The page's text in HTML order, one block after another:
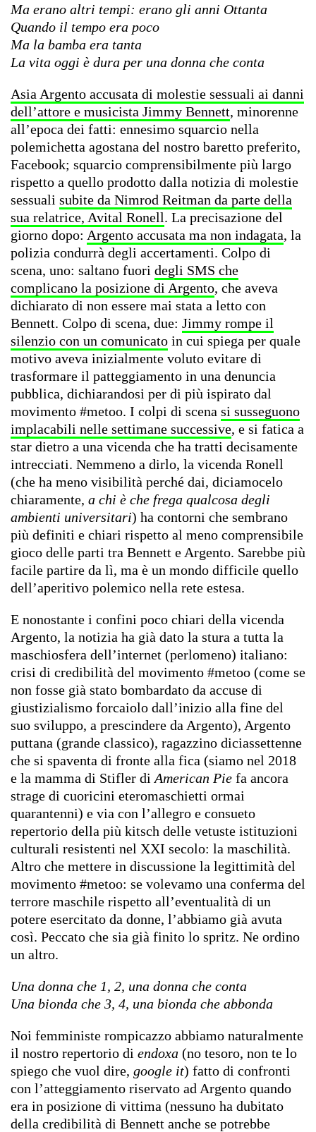
Ma erano altri tempi: erano gli anni Ottanta
Quando il tempo era poco
Ma la bamba era tanta
La vita oggi è dura per una donna che conta
Asia Argento accusata di molestie sessuali ai danni
dell’attore e musicista Jimmy Bennett, minorenne
all’epoca dei fatti: ennesimo squarcio nella
polemichetta agostana del nostro baretto preferito,
Facebook; squarcio comprensibilmente più largo
rispetto a quello prodotto dalla notizia di molestie
sessuali subite da Nimrod Reitman da parte della
sua relatrice, Avital Ronell. La precisazione del
giorno dopo: Argento accusata ma non indagata, la
polizia condurrà degli accertamenti. Colpo di
scena, uno: saltano fuori degli SMS che
complicano la posizione di Argento, che aveva
dichiarato di non essere mai stata a letto con
Bennett. Colpo di scena, due: Jimmy rompe il
silenzio con un comunicato in cui spiega per quale
motivo aveva inizialmente voluto evitare di
trasformare il patteggiamento in una denuncia
pubblica, dichiarandosi per di più ispirato dal
movimento #metoo. I colpi di scena si susseguono
implacabili nelle settimane successive, e si fatica a
star dietro a una vicenda che ha tratti decisamente
intrecciati. Nemmeno a dirlo, la vicenda Ronell
(che ha meno visibilità perché dai, diciamocelo
chiaramente, a chi è che frega qualcosa degli
ambienti universitari) ha contorni che sembrano
più definiti e chiari rispetto al meno comprensibile
gioco delle parti tra Bennett e Argento. Sarebbe più
facile partire da lì, ma è un mondo difficile quello
dell’aperitivo polemico nella rete estesa.
E nonostante i confini poco chiari della vicenda
Argento, la notizia ha già dato la stura a tutta la
maschiosfera dell’internet (perlomeno) italiano:
crisi di credibilità del movimento #metoo (come se
non fosse già stato bombardato da accuse di
giustizialismo forcaiolo dall’inizio alla fine del
suo sviluppo, a prescindere da Argento), Argento
puttana (grande classico), ragazzino diciassettenne
che si spaventa di fronte alla fica (siamo nel 2018
e la mamma di Stifler di American Pie fa ancora
strage di cuoricini eteromaschietti ormai
quarantenni) e via con l’allegro e consueto
repertorio della più kitsch delle vetuste istituzioni
culturali resistenti nel XXI secolo: la maschilità.
Altro che mettere in discussione la legittimità del
movimento #metoo: se volevamo una conferma del
terrore maschile rispetto all’eventualità di un
potere esercitato da donne, l’abbiamo già avuta
così. Peccato che sia già finito lo spritz. Ne ordino
un altro.
Una donna che 1, 2, una donna che conta
Una bionda che 3, 4, una bionda che abbonda
Noi femministe rompicazzo abbiamo naturalmente
il nostro repertorio di endoxa (no tesoro, non te lo
spiego che vuol dire, google it) fatto di confronti
con l’atteggiamento riservato ad Argento quando
era in posizione di vittima (nessuno ha dubitato
della credibilità di Bennett anche se potrebbe